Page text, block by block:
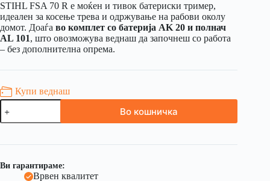
STIHL FSA 70 R е моќен и тивок батериски тример,
идеален за косење трева и одржување на рабови околу
домот. Доаѓа во комплет со батерија AK 20 и полнач
AL 101, што овозможува веднаш да започнеш со работа
– без дополнителна опрема.
Купи веднаш
Во кошничка
Ви гарантираме:
Врвен квалитет